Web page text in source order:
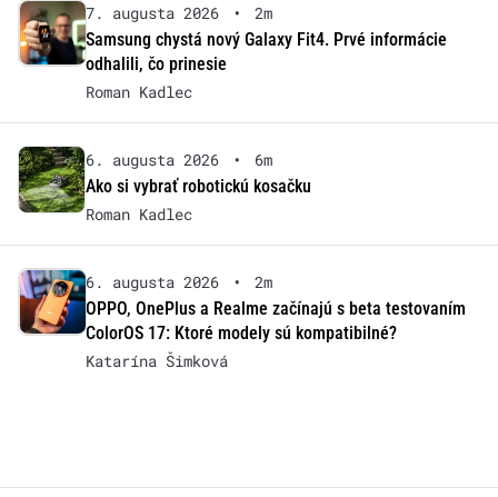
7. augusta 2026 •
2m
Samsung chystá nový Galaxy Fit4. Prvé informácie
odhalili, čo prinesie
Roman Kadlec
6. augusta 2026 •
6m
Ako si vybrať robotickú kosačku
Roman Kadlec
6. augusta 2026 •
2m
OPPO, OnePlus a Realme začínajú s beta testovaním
ColorOS 17: Ktoré modely sú kompatibilné?
Katarína Šimková